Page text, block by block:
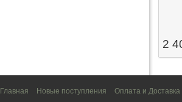
2
Главная Новые поступления Оплата и Доставка